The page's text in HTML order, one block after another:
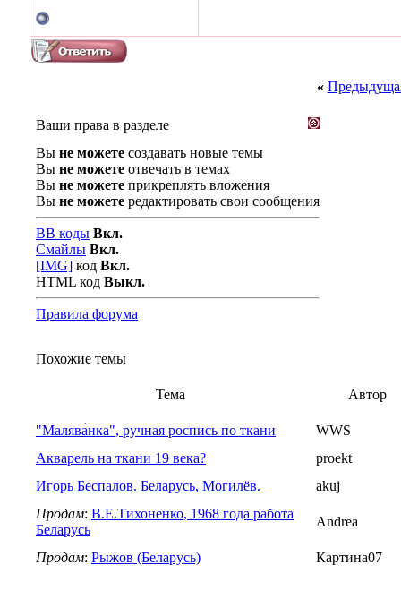
«
Ваши права в разделе
Вы не можете создавать новые темы
Вы не можете отвечать в темах
Вы не можете прикреплять вложения
Вы не можете редактировать свои сообщения
BB коды Вкл.
Смайлы Вкл.
[IMG] код Вкл.
HTML код Выкл.
Правила форума
Похожие темы
Тема Автор
"Малява́нка", ручная роспись по ткани
WWS
Акварель на ткани 19 века?
proekt
Игорь Беспалов. Беларусь, Могилёв.
akuj
Продам: В.Е.Тихоненко, 1968 года работа
Беларусь
Andrea
Продам: Рыжов (Беларусь) Картина07